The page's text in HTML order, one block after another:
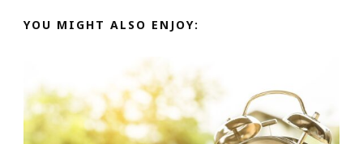
YOU MIGHT ALSO ENJOY: